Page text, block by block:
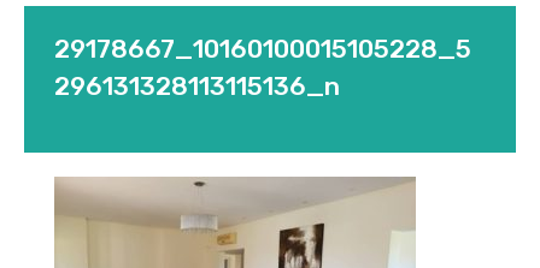
29178667_10160100015105228_5
296131328113115136_n